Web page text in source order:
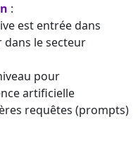
:
est entrée dans
le secteur
pour
artificielle
requêtes (prompts)